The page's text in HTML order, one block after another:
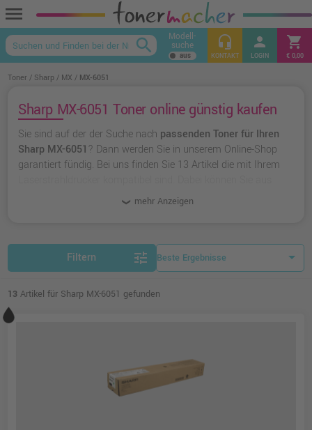
menu
keyboard_arrow_up
search Modell-
suche headset_mic
KONTAKT
person
LOGIN
shopping_cart
€ 0,00
Toner Sharp MX MX-6051
Sharp MX-6051 Toner online günstig kaufen
Sie sind auf der der Suche nach passenden Toner für Ihren
Sharp MX-6051 ? Dann werden Sie in unserem Online-Shop
garantiert fündig. Bei uns finden Sie 13 Artikel die mit Ihrem
wählen oder zu
mehr Anzeigen
Filtern tune
13 Artikel für Sharp MX-6051 gefunden